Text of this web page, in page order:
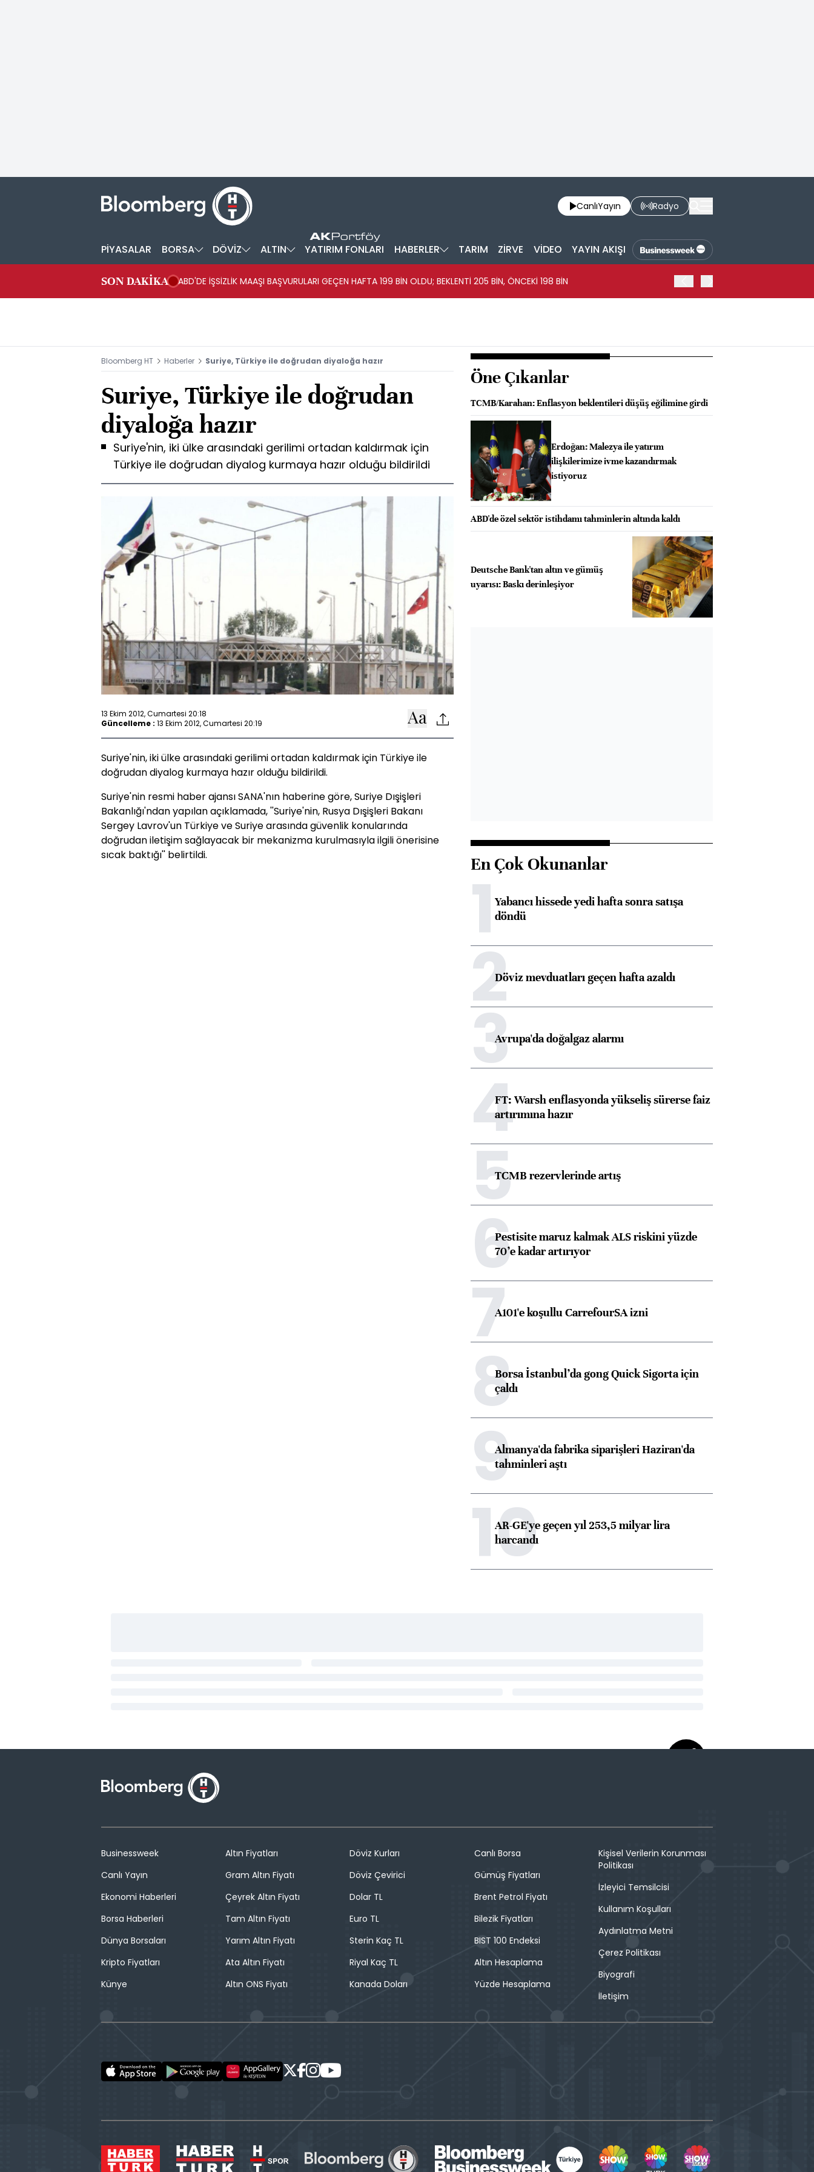
CanlıYayın Radyo
PİYASALAR BORSA DÖVİZ ALTIN YATIRIM FONLARI HABERLER TARIM ZİRVE VİDEO YAYIN AKIŞI
SON DAKİKA ABD'DE İŞSİZLİK MAAŞI BAŞVURULARI GEÇEN HAFTA 199 BİN OLDU; BEKLENTİ 205 BİN, ÖNCEKİ 198 BİN
Bloomberg HT Haberler Suriye, Türkiye ile doğrudan diyaloğa hazır
Suriye, Türkiye ile doğrudan
diyaloğa hazır
Suriye'nin, iki ülke arasındaki gerilimi ortadan kaldırmak için
Türkiye ile doğrudan diyalog kurmaya hazır olduğu bildirildi
13 Ekim 2012, Cumartesi 20:18
Güncelleme : 13 Ekim 2012, Cumartesi 20:19
Suriye'nin, iki ülke arasındaki gerilimi ortadan kaldırmak için Türkiye ile
doğrudan diyalog kurmaya hazır olduğu bildirildi.
Suriye'nin resmi haber ajansı SANA'nın haberine göre, Suriye Dışişleri
Bakanlığı'ndan yapılan açıklamada, ''Suriye'nin, Rusya Dışişleri Bakanı
Sergey Lavrov'un Türkiye ve Suriye arasında güvenlik konularında
doğrudan iletişim sağlayacak bir mekanizma kurulmasıyla ilgili önerisine
sıcak baktığı'' belirtildi.
Öne Çıkanlar
TCMB/Karahan: Enflasyon beklentileri düşüş eğilimine girdi
Erdoğan: Malezya ile yatırım
ilişkilerimize ivme kazandırmak
istiyoruz
ABD'de özel sektör istihdamı tahminlerin altında kaldı
Deutsche Bank'tan altın ve gümüş
uyarısı: Baskı derinleşiyor
En Çok Okunanlar
1Yabancı hissede yedi hafta sonra satışa
döndü
2Döviz mevduatları geçen hafta azaldı
3Avrupa'da doğalgaz alarmı
4FT: Warsh enflasyonda yükseliş sürerse faiz
artırımına hazır
5TCMB rezervlerinde artış
6Pestisite maruz kalmak ALS riskini yüzde
70’e kadar artırıyor
7A101'e koşullu CarrefourSA izni
8Borsa İstanbul’da gong Quick Sigorta için
çaldı
9Almanya'da fabrika siparişleri Haziran'da
tahminleri aştı
10
AR-GE'ye geçen yıl 253,5 milyar lira
harcandı
Businessweek
Canlı Yayın
Ekonomi Haberleri
Borsa Haberleri
Dünya Borsaları
Kripto Fiyatları
Künye
Altın Fiyatları
Gram Altın Fiyatı
Çeyrek Altın Fiyatı
Tam Altın Fiyatı
Yarım Altın Fiyatı
Ata Altın Fiyatı
Altın ONS Fiyatı
Döviz Kurları
Döviz Çevirici
Dolar TL
Euro TL
Sterin Kaç TL
Riyal Kaç TL
Kanada Doları
Canlı Borsa
Gümüş Fiyatları
Brent Petrol Fiyatı
Bilezik Fiyatları
BIST 100 Endeksi
Altın Hesaplama
Yüzde Hesaplama
Kişisel Verilerin Korunması
Politikası
İzleyici Temsilcisi
Kullanım Koşulları
Aydınlatma Metni
Çerez Politikası
Biyografi
İletişim